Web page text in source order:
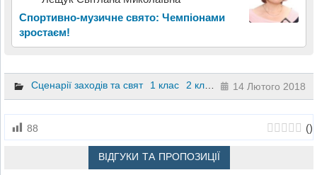
Спортивно-музичне свято: Чемпіонами
зростаєм!
Сценарії заходів та свят 1 клас 2 клас 3 клас 4 клас
14 Лютого 2018
88 ()
ВІДГУКИ ТА ПРОПОЗИЦІЇ